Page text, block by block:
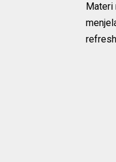
Materi